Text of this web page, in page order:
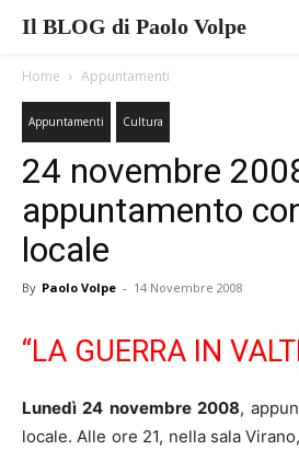
Il BLOG di Paolo Volpe
Home Appuntamenti
Appuntamenti Cultura
24 novembre
appuntamento
locale
By Paolo Volpe - 14 Novembre 2008
“LA GUERRA IN
Lunedì 24 novembre 2008,
locale. Alle ore 21, nella sala